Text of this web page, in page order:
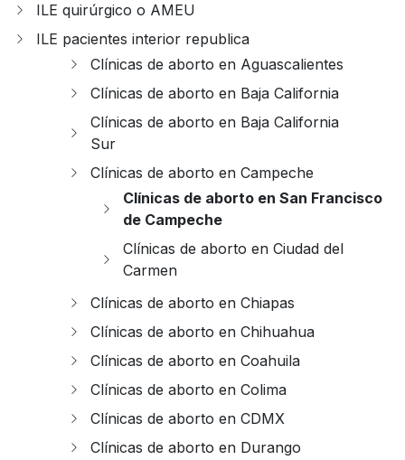
ILE quirúrgico o AMEU
ILE pacientes interior republica
Clínicas de aborto en Aguascalientes
Clínicas de aborto en Baja California
Clínicas de aborto en Baja California
Sur
Clínicas de aborto en Campeche
Clínicas de aborto en San Francisco
de Campeche
Clínicas de aborto en Ciudad del
Carmen
Clínicas de aborto en Chiapas
Clínicas de aborto en Chihuahua
Clínicas de aborto en Coahuila
Clínicas de aborto en Colima
Clínicas de aborto en CDMX
Clínicas de aborto en Durango